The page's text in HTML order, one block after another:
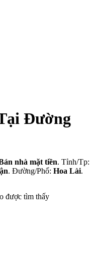
Đường
nhà mặt tiền. Tỉnh/Tp:
. Đường/Phố: Hoa Lài.
được tìm thấy